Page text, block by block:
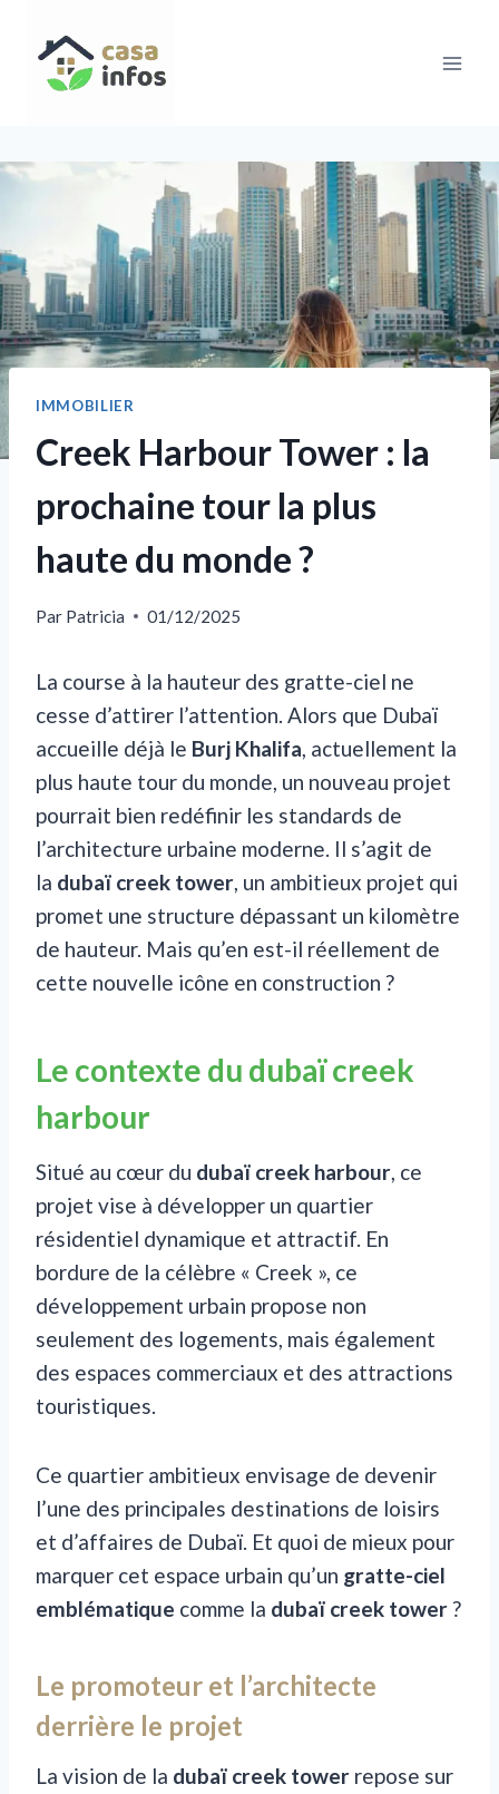
contenu
IMMOBILIER
Creek Harbour Tower : la
prochaine tour la plus
haute du monde ?
Par Patricia 01/12/2025
La course à la hauteur des gratte-ciel ne
cesse d’attirer l’attention. Alors que Dubaï
accueille déjà le Burj Khalifa, actuellement la
plus haute tour du monde, un nouveau projet
pourrait bien redéfinir les standards de
l’architecture urbaine moderne. Il s’agit de
la dubaï creek tower, un ambitieux projet qui
promet une structure dépassant un kilomètre
de hauteur. Mais qu’en est-il réellement de
cette nouvelle icône en construction ?
Le contexte du dubaï creek
harbour
Situé au cœur du dubaï creek harbour, ce
projet vise à développer un quartier
résidentiel dynamique et attractif. En
bordure de la célèbre « Creek », ce
développement urbain propose non
seulement des logements, mais également
des espaces commerciaux et des attractions
touristiques.
Ce quartier ambitieux envisage de devenir
l’une des principales destinations de loisirs
et d’affaires de Dubaï. Et quoi de mieux pour
marquer cet espace urbain qu’un gratte-ciel
emblématique comme la dubaï creek tower?
Le promoteur et l’architecte
derrière le projet
La vision de la dubaï creek tower repose sur